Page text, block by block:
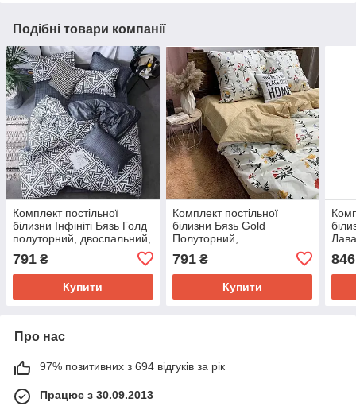
Подібні товари компанії
Комплект постільної
білизни Інфініті Бязь Голд
полуторний, двоспальний,
791 ₴
Купити
Комплект постільної
білизни Бязь Gold
Полуторний,
Двоспальний, Євро, Сім'я
з принтом Анжела
791₴
Купити
846
Про нас
97% позитивних з 694 відгуків за рік
Працює з 30.09.2013